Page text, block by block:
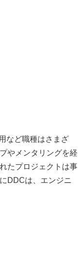
など職種はさまざ
やメンタリングを経
たプロジェクトは事
DDCは、エンジニ